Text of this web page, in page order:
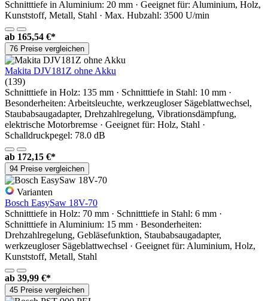
Schnitttiefe in Aluminium: 20 mm · Geeignet für: Aluminium, Holz,
Kunststoff, Metall, Stahl · Max. Hubzahl: 3500 U/min
ab 165,54 €*
76 Preise vergleichen
Makita DJV181Z ohne Akku
(139)
Schnitttiefe in Holz: 135 mm · Schnitttiefe in Stahl: 10 mm ·
Besonderheiten: Arbeitsleuchte, werkzeugloser Sägeblattwechsel,
Staubabsaugadapter, Drehzahlregelung, Vibrationsdämpfung,
elektrische Motorbremse · Geeignet für: Holz, Stahl ·
Schalldruckpegel: 78.0 dB
ab 172,15 €*
94 Preise vergleichen
Varianten
Bosch EasySaw 18V-70
Schnitttiefe in Holz: 70 mm · Schnitttiefe in Stahl: 6 mm ·
Schnitttiefe in Aluminium: 15 mm · Besonderheiten:
Drehzahlregelung, Gebläsefunktion, Staubabsaugadapter,
werkzeugloser Sägeblattwechsel · Geeignet für: Aluminium, Holz,
Kunststoff, Metall, Stahl
ab 39,99 €*
45 Preise vergleichen